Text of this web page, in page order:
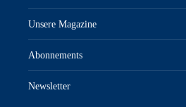
Unsere Magazine
Abonnements
Newsletter